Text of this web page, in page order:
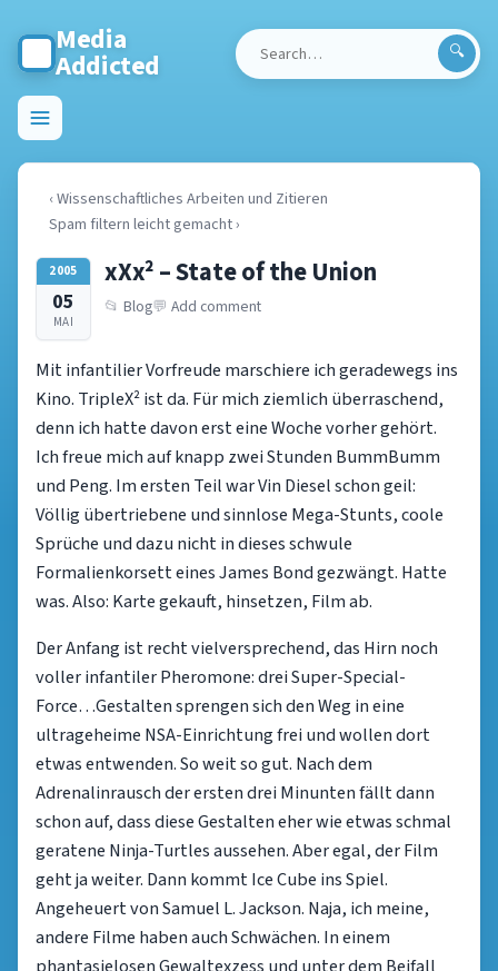
Media
Addicted
Search
Toggle
menu
‹ Wissenschaftliches Arbeiten und Zitieren
Spam filtern leicht gemacht ›
2005
05
MAI
xXx² – State of the Union
Blog Add comment
Mit infantilier Vorfreude marschiere ich geradewegs ins
Kino. TripleX² ist da. Für mich ziemlich überraschend,
denn ich hatte davon erst eine Woche vorher gehört.
Ich freue mich auf knapp zwei Stunden BummBumm
und Peng. Im ersten Teil war Vin Diesel schon geil:
Völlig übertriebene und sinnlose Mega-Stunts, coole
Sprüche und dazu nicht in dieses schwule
Formalienkorsett eines James Bond gezwängt. Hatte
was. Also: Karte gekauft, hinsetzen, Film ab.
Der Anfang ist recht vielversprechend, das Hirn noch
voller infantiler Pheromone: drei Super-Special-
Force…Gestalten sprengen sich den Weg in eine
ultrageheime NSA-Einrichtung frei und wollen dort
etwas entwenden. So weit so gut. Nach dem
Adrenalinrausch der ersten drei Minunten fällt dann
schon auf, dass diese Gestalten eher wie etwas schmal
geratene Ninja-Turtles aussehen. Aber egal, der Film
geht ja weiter. Dann kommt Ice Cube ins Spiel.
Angeheuert von Samuel L. Jackson. Naja, ich meine,
andere Filme haben auch Schwächen. In einem